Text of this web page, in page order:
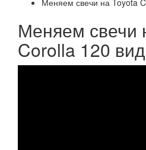
Меняем свечи
Corolla 120